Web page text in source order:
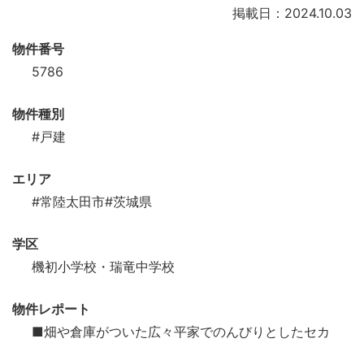
掲載日：2024.10.03
物件番号
5786
物件種別
#戸建
エリア
#常陸太田市#茨城県
学区
機初小学校・瑞竜中学校
物件レポート
■畑や倉庫がついた広々平家でのんびりとしたセカ